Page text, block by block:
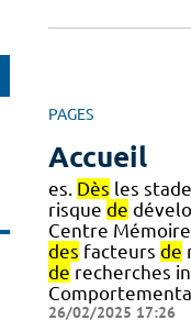
PAGES
Accueil
es. Dès les
risque de
Centre Mémoire
des facteurs de
de recherches
26/02/2025 17:26